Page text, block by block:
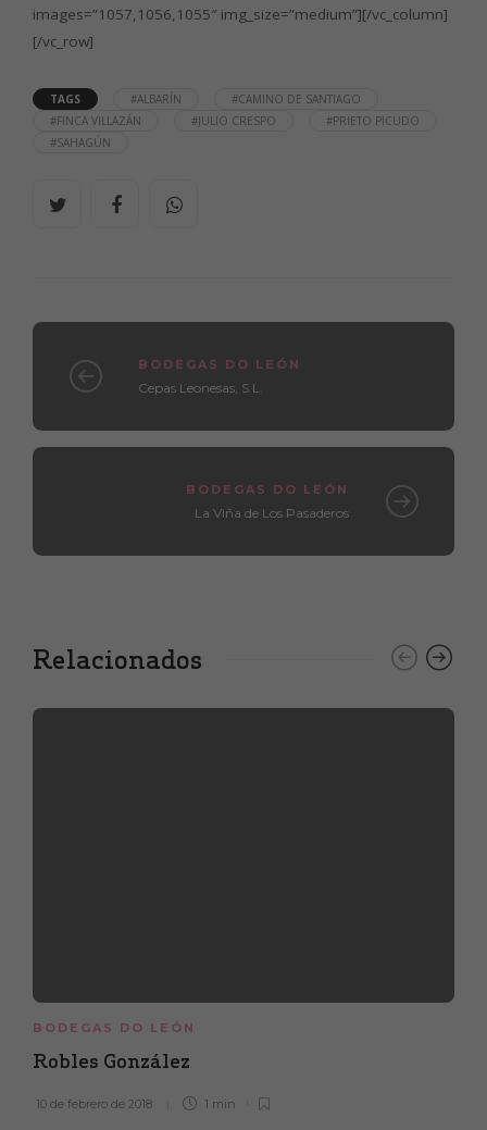
images=”1057,1056,1055″ img_size=”medium”][/vc_column]
[/vc_row]
TAGS #ALBARÍN
#CAMINO DE SANTIAGO
#FINCA VILLAZÁN
#JULIO CRESPO
#PRIETO PICUDO
#SAHAGÚN
BODEGAS DO LEÓN
Cepas Leonesas, S.L.
BODEGAS DO LEÓN
La Viña de Los Pasaderos
Relacionados
BODEGAS DO LEÓN
Robles González
10 de febrero de 2018 1 min